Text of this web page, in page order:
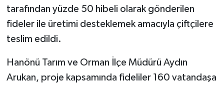
tarafından yüzde 50 hibeli olarak gönderilen
fideler ile üretimi desteklemek amacıyla çiftçilere
teslim edildi.
Hanönü Tarım ve Orman İlçe Müdürü Aydın
Arukan, proje kapsamında fideliler 160 vatandaşa